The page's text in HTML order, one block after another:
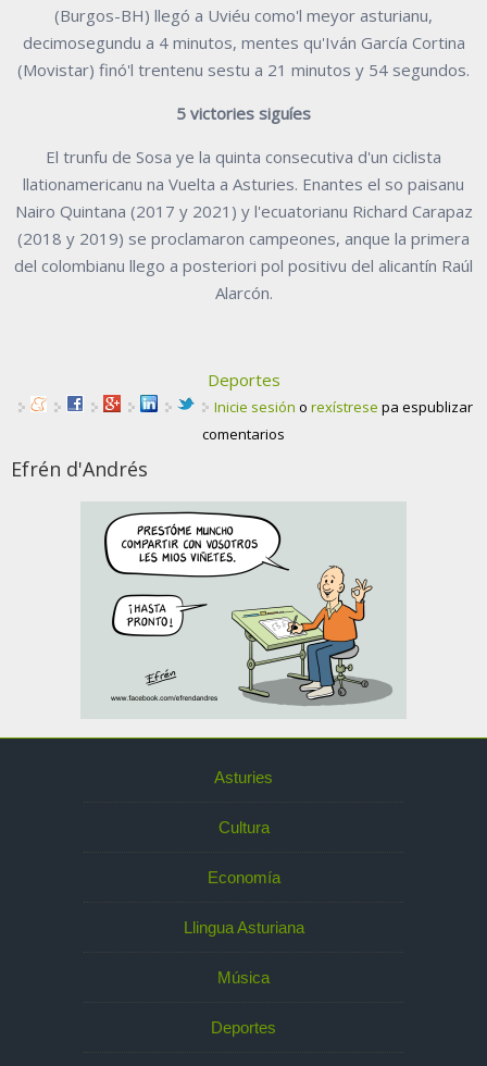
(Burgos-BH) llegó a Uviéu como'l meyor asturianu,
decimosegundu a 4 minutos, mentes qu'Iván García Cortina
(Movistar) finó'l trentenu sestu a 21 minutos y 54 segundos.
5 victories siguíes
El trunfu de Sosa ye la quinta consecutiva d'un ciclista
llationamericanu na Vuelta a Asturies. Enantes el so paisanu
Nairo Quintana (2017 y 2021) y l'ecuatorianu Richard Carapaz
(2018 y 2019) se proclamaron campeones, anque la primera
del colombianu llego a posteriori pol positivu del alicantín Raúl
Alarcón.
Deportes
Inicie sesión o rexístrese pa espublizar
comentarios
Efrén d'Andrés
Asturies
Cultura
Economía
Llingua Asturiana
Música
Deportes